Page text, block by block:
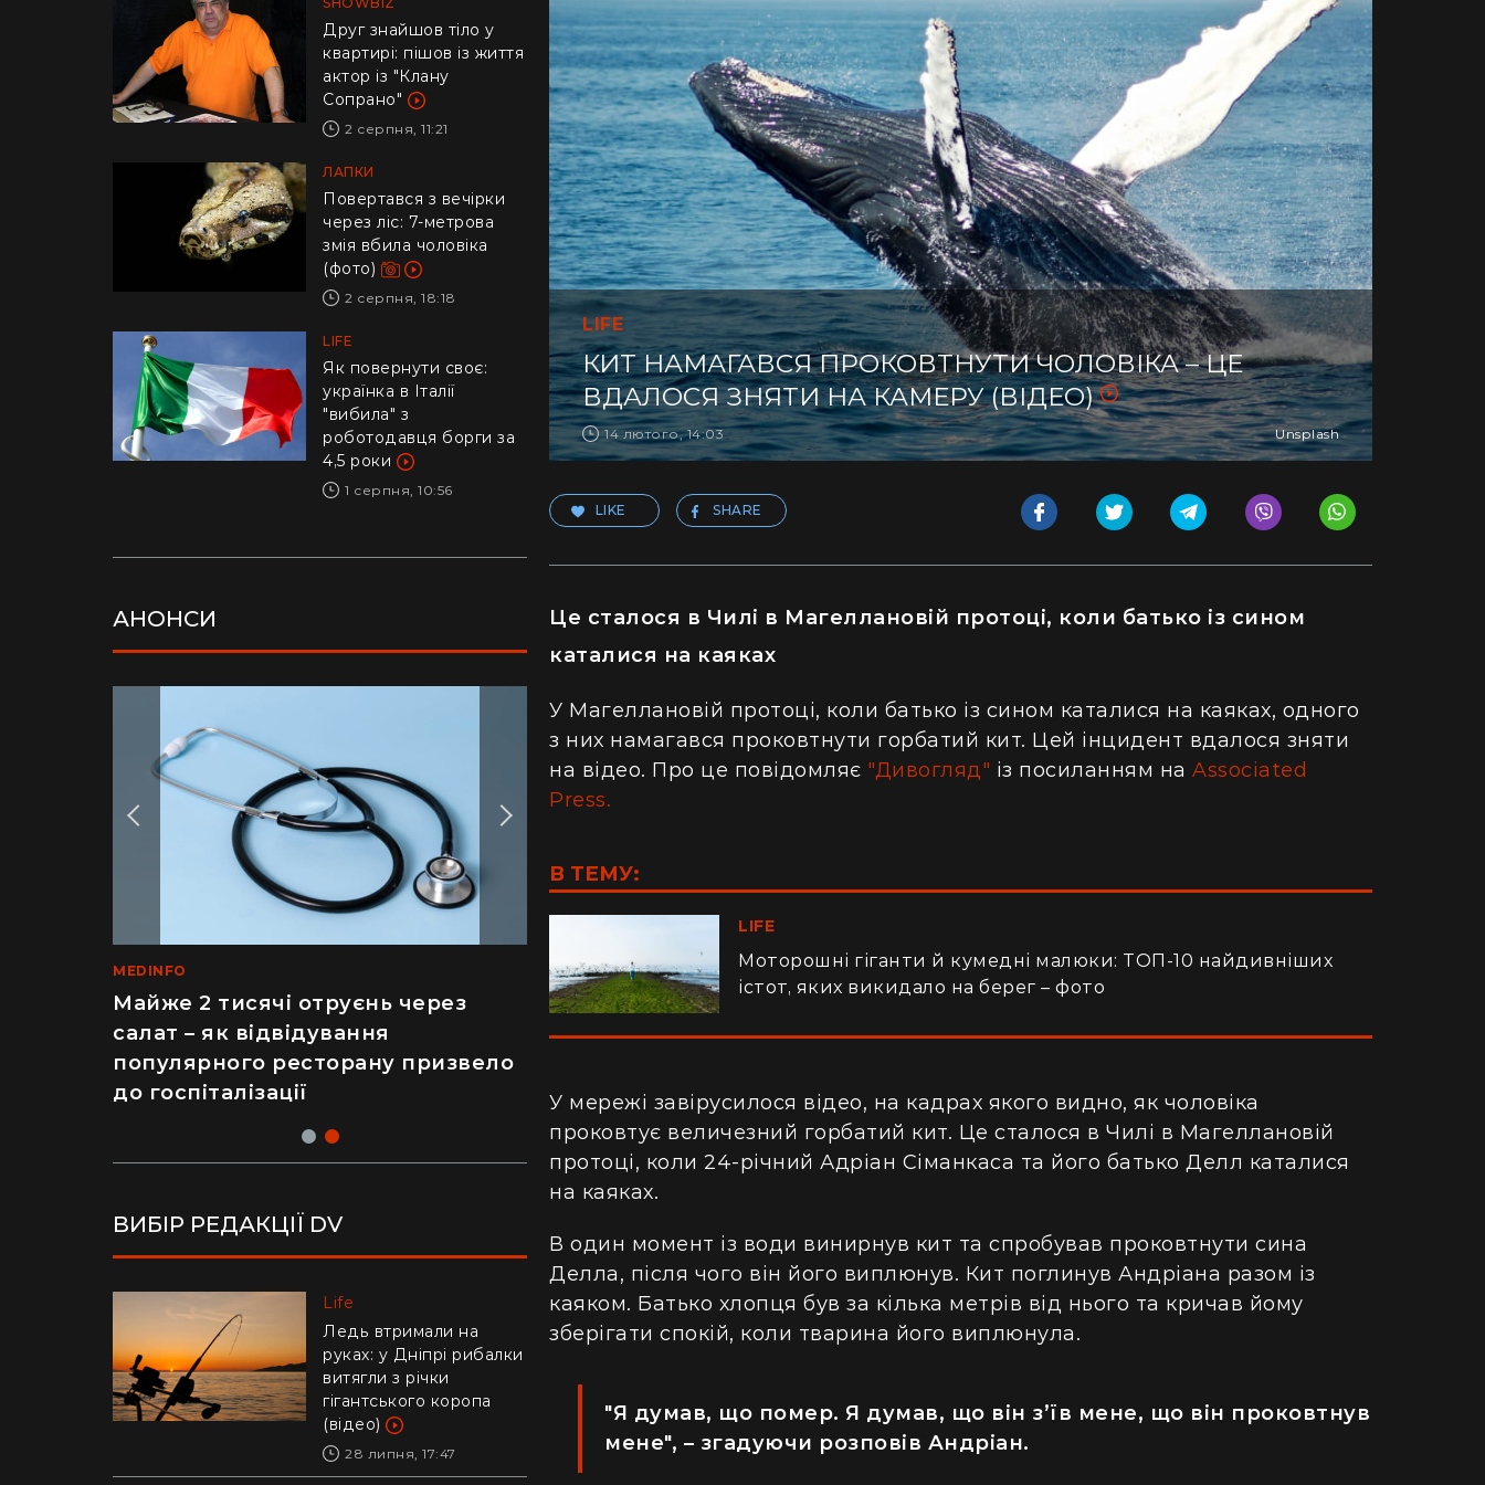
Друг знайшов тіло у
квартирі: пішов із життя
актор із "Клану
Сопрано"
2 серпня, 11:21
ЛАПКИ
Повертався з вечірки
через ліс: 7-метрова
змія вбила чоловіка
(фото)
2 серпня, 18:18
LIFE
​Як повернути своє:
українка в Італії
"вибила" з
роботодавця борги за
4,5 роки
1 серпня, 10:56
АНОНСИ
LIFE
Рік ремонту хати за $8 тисяч:
українка показала перевтілення
сільського будинку (фото)
MEDINFO
Майже 2 тисячі отруєнь через
салат – як відвідування
популярного ресторану призвело
до госпіталізації
ВИБІР РЕДАКЦІЇ DV
Life
Українців попередили
про аферу з
відключенням
електроенергії
30 липня, 10:57
Life
Ледь втримали на
руках: у Дніпрі рибалки
витягли з річки
гігантського коропа
(відео)
28 липня, 17:47
LIFE
КИТ НАМАГАВСЯ ПРОКОВТНУТИ ЧОЛОВІКА – ЦЕ
ВДАЛОСЯ ЗНЯТИ НА КАМЕРУ (ВІДЕО)
14 лютого, 14:03 Unsplash
LIKE SHARE
Це сталося в Чилі в Магеллановій протоці, коли батько із сином
каталися на каяках
У Магеллановій протоці, коли батько із сином каталися на каяках, одного
з них намагався проковтнути горбатий кит. Цей інцидент вдалося зняти
на відео. Про це повідомляє "Дивогляд" із посиланням на Associated
Press.
В ТЕМУ:
LIFE
Моторошні гіганти й кумедні малюки: ТОП-10 найдивніших
істот, яких викидало на берег – фото
У мережі завірусилося відео, на кадрах якого видно, як чоловіка
проковтує величезний горбатий кит. Це сталося в Чилі в Магеллановій
протоці, коли 24-річний Адріан Сіманкаса та його батько Делл каталися
на каяках.
В один момент із води винирнув кит та спробував проковтнути сина
Делла, після чого він його виплюнув. Кит поглинув Андріана разом із
каяком. Батько хлопця був за кілька метрів від нього та кричав йому
зберігати спокій, коли тварина його виплюнула.
"Я думав, що помер. Я думав, що він з’їв мене, що він проковтнув
мене", – згадуючи розповів Андріан.